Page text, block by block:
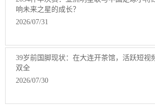
响未来之星的成长？
2026/07/31
39岁前国脚现状：在大连开茶馆，活跃短视
双全
2026/07/30